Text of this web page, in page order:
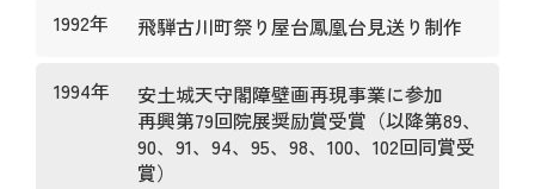
1992年 飛騨古川町祭り屋台鳳凰台見送り制作
1994年
安土城天守閣障壁画再現事業に参加
再興第79回院展奨励賞受賞（以降第89、
90、91、94、95、98、100、102回同賞受
賞）